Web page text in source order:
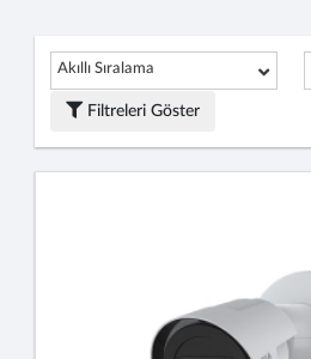
Akıllı Sıralama
Filtreleri Göster